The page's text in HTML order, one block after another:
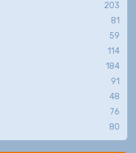
203
81
59
114
184
91
48
76
80